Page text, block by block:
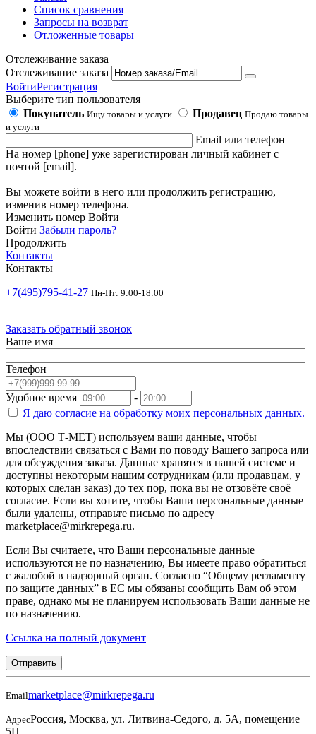
Список сравнения
Запросы на возврат
Отложенные товары
Отслеживание заказа
Отслеживание заказа
ВойтиРегистрация
Выберите тип пользователя
Покупатель Ищу товары и услуги Продавец Продаю товары
и услуги
Email или телефон
На номер [phone] уже зарегистирован личный кабинет с
почтой [email].
Вы можете войти в него или продолжить регистрацию,
изменив номер телефона.
Изменить номер Войти
Войти Забыли пароль?
Продолжить
Контакты
Контакты
+7(495)795-41-27 Пн-Пт: 9:00-18:00
Заказать обратный звонок
Ваше имя
Телефон
Удобное время
-
Я даю согласие на обработку моих персональных данных.
Мы (ООО Т-МЕТ) используем ваши данные, чтобы
впоследствии связаться с Вами по поводу Вашего запроса или
для обсуждения заказа. Данные хранятся в нашей системе и
доступны некоторым нашим сотрудникам (или продавцам, у
которых сделан заказ) до тех пор, пока вы не отзовёте своё
согласие. Если вы хотите, чтобы Ваши персональные данные
были удалены, отправьте письмо по адресу
marketplace@mirkrepega.ru.
Если Вы считаете, что Ваши персональные данные
используются не по назначению, Вы имеете право обратиться
с жалобой в надзорный орган. Согласно “Общему регламенту
по защите данных” в ЕС мы обязаны сообщить Вам об этом
праве, однако мы не планируем использовать Ваши данные не
по назначению.
Ссылка на полный документ
Отправить
Emailmarketplace@mirkrepega.ru
АдресРоссия, Москва, ул. Литвина-Седого, д. 5А, помещение
5П